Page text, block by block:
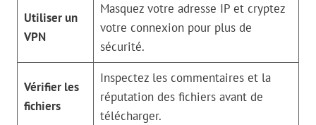
Utiliser un
VPN
Masquez votre adresse IP et cryptez
votre connexion pour plus de
sécurité.
Vérifier les
fichiers
Inspectez les commentaires et la
réputation des fichiers avant de
télécharger.